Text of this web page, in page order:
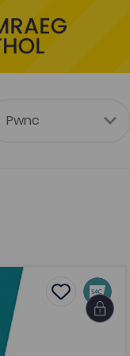
(2013)
Add to
Add to
Heddwch